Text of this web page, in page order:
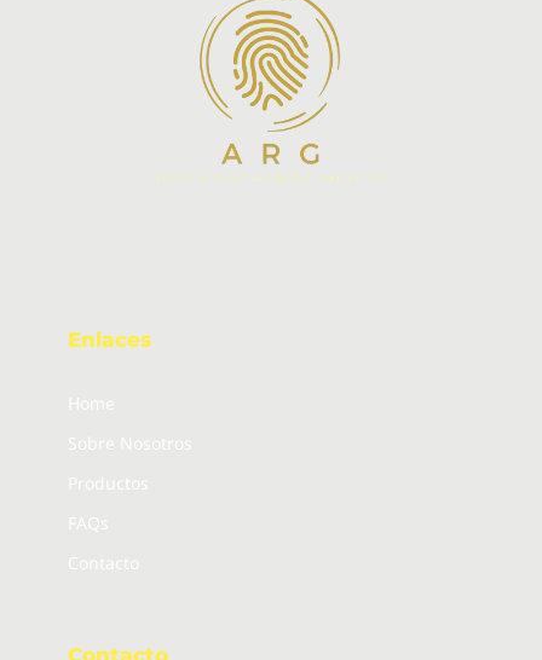
Enlaces
Home
Sobre Nosotros
Productos
FAQs
Contacto